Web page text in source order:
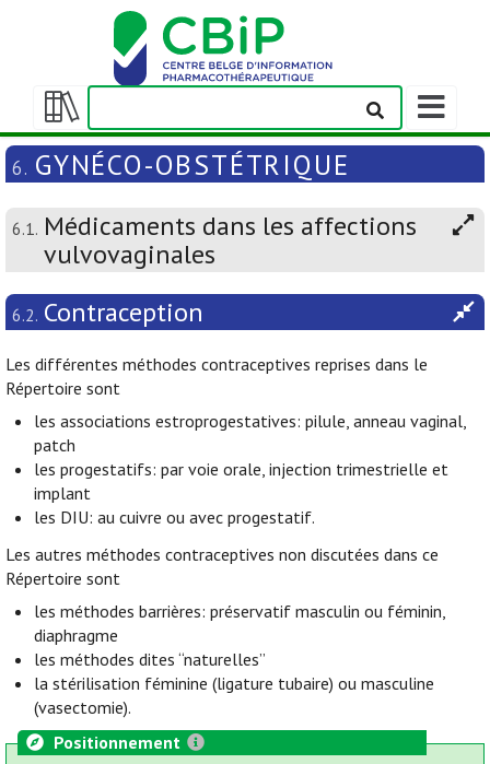
Afficher/masquer
la
table
matières
Afficher/
la
barre
navigation
6. GYNÉCO-OBSTÉTRIQUE
6.1. Médicaments dans les affections
vulvovaginales
6.2. Contraception
Les différentes méthodes contraceptives reprises dans le
Répertoire sont
les associations estroprogestatives: pilule, anneau vaginal,
patch
les progestatifs: par voie orale, injection trimestrielle et
implant
les DIU: au cuivre ou avec progestatif.
Les autres méthodes contraceptives non discutées dans ce
Répertoire sont
les méthodes barrières: préservatif masculin ou féminin,
diaphragme
les méthodes dites “naturelles”
la stérilisation féminine (ligature tubaire) ou masculine
(vasectomie).
Positionnement